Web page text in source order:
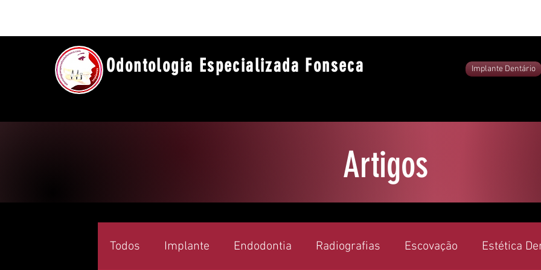
Odontologia Especializada Fonseca Implante Dentário
Artigos
Todos Implante Endodontia Radiografias Escovação Estética